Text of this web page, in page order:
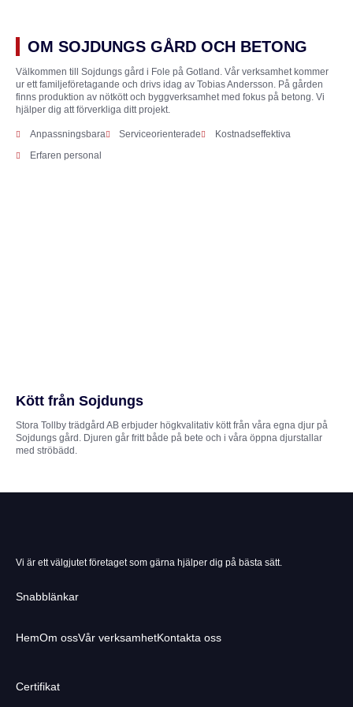
OM SOJDUNGS GÅRD OCH BETONG
Välkommen till Sojdungs gård i Fole på Gotland. Vår verksamhet kommer
ur ett familjeföretagande och drivs idag av Tobias Andersson. På gården
finns produktion av nötkött och byggverksamhet med fokus på betong. Vi
hjälper dig att förverkliga ditt projekt.
Anpassningsbara Serviceorienterade
Kostnadseffektiva
Erfaren personal
Kött från Sojdungs
Stora Tollby trädgård AB erbjuder högkvalitativ kött från våra egna djur på
Sojdungs gård. Djuren går fritt både på bete och i våra öppna djurstallar
med ströbädd.
Vi är ett välgjutet företaget som gärna hjälper dig på bästa sätt.
Snabblänkar
HemOm ossVår verksamhetKontakta oss
Certifikat